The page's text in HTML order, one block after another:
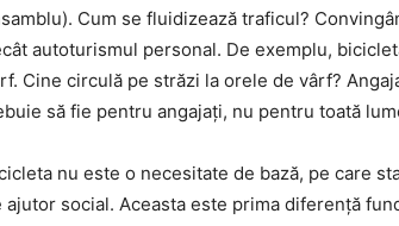
Cum se fluidizează traficul?
autoturismul personal. De exemplu,
Cine circulă pe străzi la orele de vârf?
să fie pentru angajați, nu pentru toată
nu este o necesitate de bază, pe care
ajutor social. Aceasta este prima diferență